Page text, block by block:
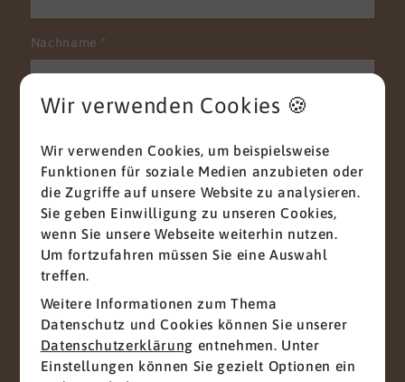
Nachname *
Telefon
Nachricht
Wir verwenden Cookies 🍪
Wir verwenden Cookies, um beispielsweise
Funktionen für soziale Medien anzubieten oder
die Zugriffe auf unsere Website zu analysieren.
Sie geben Einwilligung zu unseren Cookies,
wenn Sie unsere Webseite weiterhin nutzen.
Um fortzufahren müssen Sie eine Auswahl
treffen.
Weitere Informationen zum Thema
Datenschutz und Cookies können Sie unserer
Datenschutzerklärung entnehmen. Unter
Einstellungen können Sie gezielt Optionen ein